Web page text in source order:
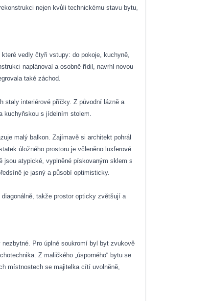
nejen kvůli technickému stavu bytu,
vedly čtyři vstupy: do pokoje, kuchyně,
naplánoval a osobně řídil, navrhl novou
také záchod.
staly interiérové příčky. Z původní lázně a
kuchyňskou s jídelním stolem.
malý balkon. Zajímavě si architekt pohrál
úložného prostoru je včleněno luxferové
jsou atypické, vyplněné pískovaným sklem s
je jasný a působí optimisticky.
takže prostor opticky zvětšují a
Pro úplné soukromí byl byt zvukově
Z maličkého „úsporného“ bytu se
místnostech se majitelka cítí uvolněně,